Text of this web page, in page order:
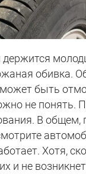
держится
обивка.
быть
не понять.
В общем,
Хотя,
и не